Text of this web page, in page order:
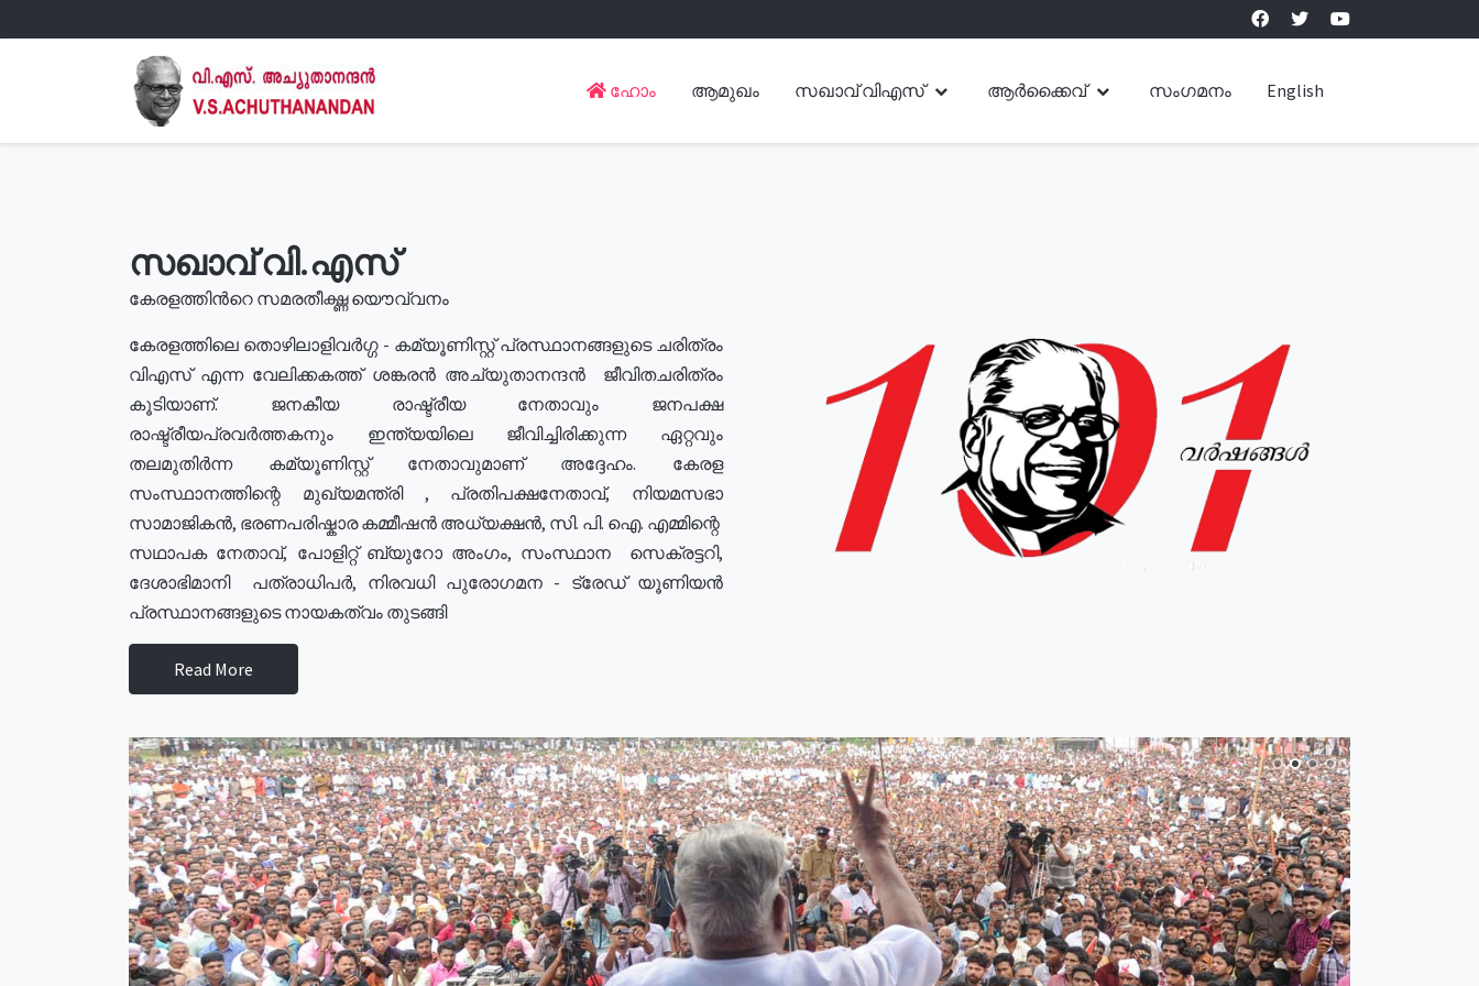
ഹോം ആമുഖം സഖാവ് വിഎസ് ആർക്കൈവ് സംഗമനം English
സഖാവ് വി.എസ്
കേരളത്തിൻറെ സമരതീക്ഷ്ണ യൌവ്വനം
കേരളത്തിലെ തൊഴിലാളിവർഗ്ഗ - കമ്യൂണിസ്റ്റ് പ്രസ്ഥാനങ്ങളുടെ ചരിത്രം
വിഎസ് എന്ന വേലിക്കകത്ത് ശങ്കരൻ അച്യുതാനന്ദൻ ജീവിതചരിത്രം
കൂടിയാണ്. ജനകീയ രാഷ്ട്രീയ നേതാവും ജനപക്ഷ
രാഷ്ട്രീയപ്രവർത്തകനും ഇന്ത്യയിലെ ജീവിച്ചിരിക്കുന്ന ഏറ്റവും
തലമുതിർന്ന കമ്യൂണിസ്റ്റ് നേതാവുമാണ് അദ്ദേഹം. കേരള
സംസ്ഥാനത്തിന്റെ മുഖ്യമന്ത്രി , പ്രതിപക്ഷനേതാവ്, നിയമസഭാ
സാമാജികൻ, ഭരണപരിഷ്കാര കമ്മീഷൻ അധ്യക്ഷൻ, സി. പി. ഐ. എമ്മിന്റെ
സഥാപക നേതാവ്, പോളിറ്റ് ബ്യുറോ അംഗം, സംസ്ഥാന സെക്രട്ടറി,
ദേശാഭിമാനി പത്രാധിപർ, നിരവധി പുരോഗമന - ട്രേഡ് യൂണിയൻ
പ്രസ്ഥാനങ്ങളുടെ നായകത്വം തുടങ്ങി
Read More